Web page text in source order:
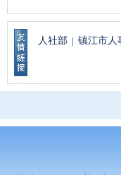
人社部 | 镇江市人